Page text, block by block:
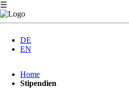
☰
DE
EN
überspringen
Home
Stipendien